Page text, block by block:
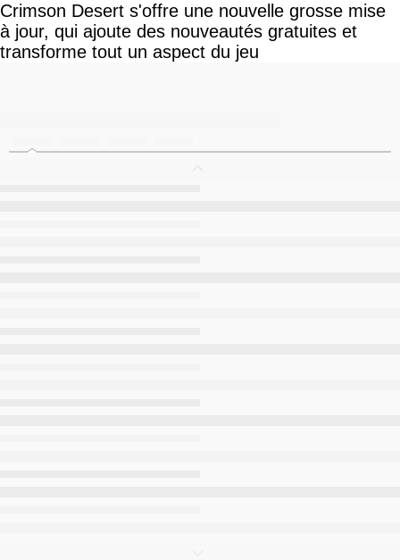
Crimson Desert s'offre une nouvelle grosse mise
à jour, qui ajoute des nouveautés gratuites et
transforme tout un aspect du jeu